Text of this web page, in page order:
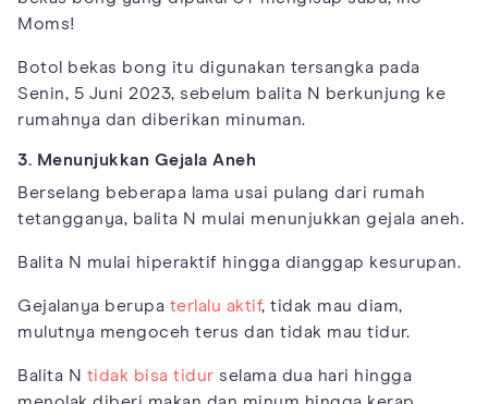
Moms!
Botol bekas bong itu digunakan tersangka pada
Senin, 5 Juni 2023, sebelum balita N berkunjung ke
rumahnya dan diberikan minuman.
3. Menunjukkan Gejala Aneh
Berselang beberapa lama usai pulang dari rumah
tetangganya, balita N mulai menunjukkan gejala aneh.
Balita N mulai hiperaktif hingga dianggap kesurupan.
Gejalanya berupa terlalu aktif, tidak mau diam,
mulutnya mengoceh terus dan tidak mau tidur.
Balita N tidak bisa tidur selama dua hari hingga